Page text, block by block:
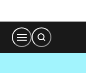
Content